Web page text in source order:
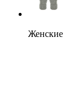
Женские